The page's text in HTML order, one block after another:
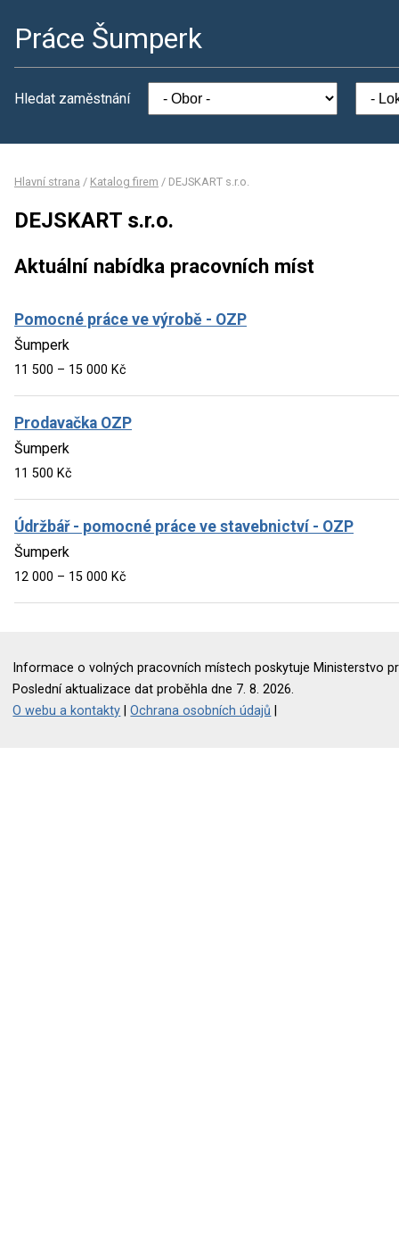
Práce Šumperk
Hledat zaměstnání
Hlavní strana / Katalog firem / DEJSKART s.r.o.
DEJSKART s.r.o.
Aktuální nabídka pracovních míst
Pomocné práce ve výrobě - OZP
Šumperk
11 500 – 15 000 Kč
Prodavačka OZP
Šumperk
11 500 Kč
Údržbář - pomocné práce ve stavebnictví - OZP
Šumperk
12 000 – 15 000 Kč
Informace o volných pracovních místech poskytuje Ministerstvo
Poslední aktualizace dat proběhla dne 7. 8. 2026.
O webu a kontakty |Ochrana osobních údajů